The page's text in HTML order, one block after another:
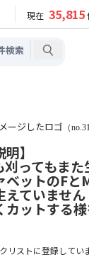
現在 35,815
検索
ージしたロゴ （
】
刈ってもま
ベットのFと
ていません
カットする様
リストに登録してい